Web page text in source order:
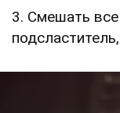
3. Смешать все